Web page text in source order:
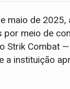
maio de 2025,
por meio de
Strik Combat —
a instituição